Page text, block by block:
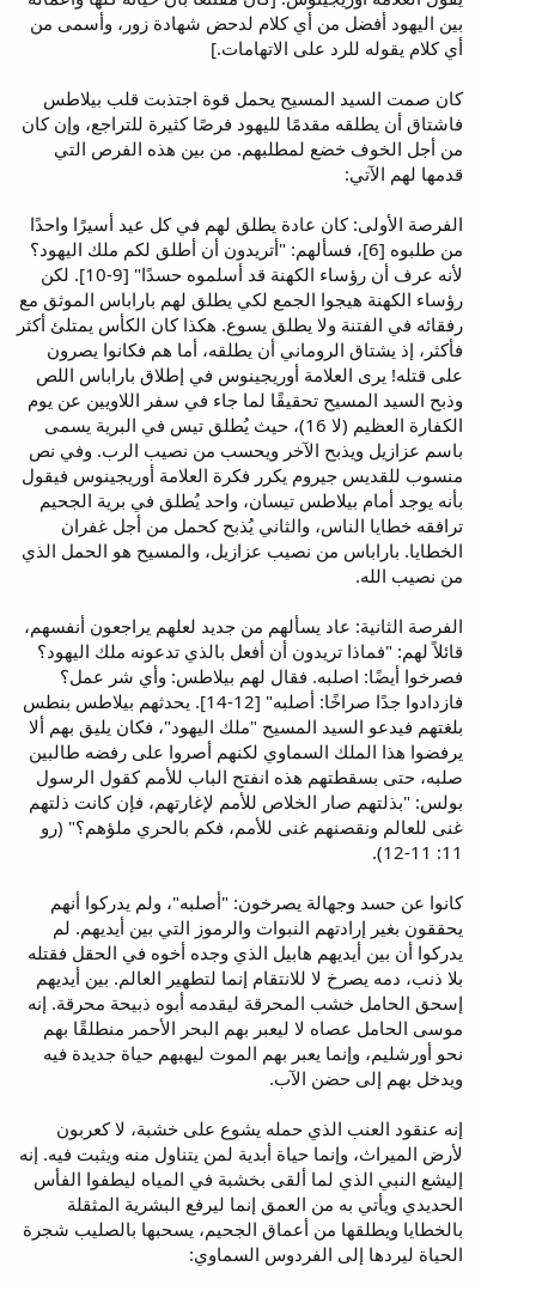
بين اليهود أفضل من أي كلام لدحض شهادة زور، وأسمى من
أي كلام يقوله للرد على الاتهامات.]
كان صمت السيد المسيح يحمل قوة اجتذبت قلب بيلاطس
فاشتاق أن يطلقه مقدمًا لليهود فرصًا كثيرة للتراجع، وإن كان
من أجل الخوف خضع لمطلبهم. من بين هذه الفرص التي
قدمها لهم الآتي:
الفرصة الأولى: كان عادة يطلق لهم في كل عيد أسيرًا واحدًا
من طلبوه [6]، فسألهم: "أتريدون أن أطلق لكم ملك اليهود؟
لأنه عرف أن رؤساء الكهنة قد أسلموه حسدًا" [9-10]. لكن
رؤساء الكهنة هيجوا الجمع لكي يطلق لهم باراباس الموثق مع
رفقائه في الفتنة ولا يطلق يسوع. هكذا كان الكأس يمتلئ أكثر
فأكثر، إذ يشتاق الروماني أن يطلقه، أما هم فكانوا يصرون
على قتله! يرى العلامة أوريجينوس في إطلاق باراباس اللص
وذبح السيد المسيح تحقيقًا لما جاء في سفر اللاويين عن يوم
الكفارة العظيم (لا 16)، حيث يُطلق تيس في البرية يسمى
باسم عزازيل ويذبح الآخر ويحسب من نصيب الرب. وفي نص
منسوب للقديس جيروم يكرر فكرة العلامة أوريجينوس فيقول
بأنه يوجد أمام بيلاطس تيسان، واحد يُطلق في برية الجحيم
ترافقه خطايا الناس، والثاني يُذبح كحمل من أجل غفران
الخطايا. باراباس من نصيب عزازيل، والمسيح هو الحمل الذي
من نصيب الله.
الفرصة الثانية: عاد يسألهم من جديد لعلهم يراجعون أنفسهم،
قائلاً لهم: "فماذا تريدون أن أفعل بالذي تدعونه ملك اليهود؟
فصرخوا أيضًا: اصلبه. فقال لهم بيلاطس: وأي شر عمل؟
فازدادوا جدًا صراخًا: أصلبه" [12-14]. يحدثهم بيلاطس بنطس
بلغتهم فيدعو السيد المسيح "ملك اليهود"، فكان يليق بهم ألا
يرفضوا هذا الملك السماوي لكنهم أصروا على رفضه طالبين
صلبه، حتى بسقطتهم هذه انفتح الباب للأمم كقول الرسول
بولس: "بذلتهم صار الخلاص للأمم لإغارتهم، فإن كانت ذلتهم
غنى للعالم ونقصنهم غنى للأمم، فكم بالحري ملؤهم؟" (رو
11: 11-12).
كانوا عن حسد وجهالة يصرخون: "أصلبه"، ولم يدركوا أنهم
يحققون بغير إرادتهم النبوات والرموز التي بين أيديهم. لم
يدركوا أن بين أيديهم هابيل الذي وجده أخوه في الحقل فقتله
بلا ذنب، دمه يصرخ لا للانتقام إنما لتطهير العالم. بين أيديهم
إسحق الحامل خشب المحرقة ليقدمه أبوه ذبيحة محرقة. إنه
موسى الحامل عصاه لا ليعبر بهم البحر الأحمر منطلقًا بهم
نحو أورشليم، وإنما يعبر بهم الموت ليهبهم حياة جديدة فيه
ويدخل بهم إلى حضن الآب.
إنه عنقود العنب الذي حمله يشوع على خشبة، لا كعربون
لأرض الميراث، وإنما حياة أبدية لمن يتناول منه ويثبت فيه. إنه
إليشع النبي الذي لما ألقى بخشبة في المياه ليطفوا الفأس
الحديدي ويأتي به من العمق إنما ليرفع البشرية المثقلة
بالخطايا ويطلقها من أعماق الجحيم، يسحبها بالصليب شجرة
الحياة ليردها إلى الفردوس السماوي: